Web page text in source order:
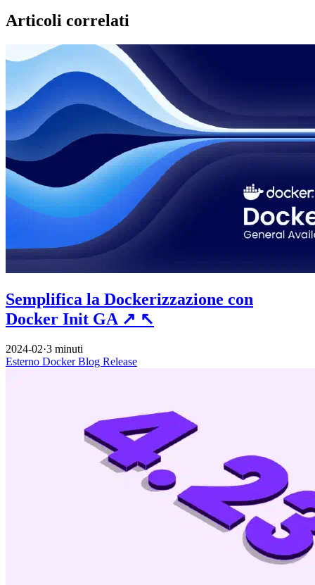
Articoli correlati
Semplifica la Dockerizzazione con
Docker Init GA ↗ ↖
2024-02·3 minuti
Esterno DockerBlog Release